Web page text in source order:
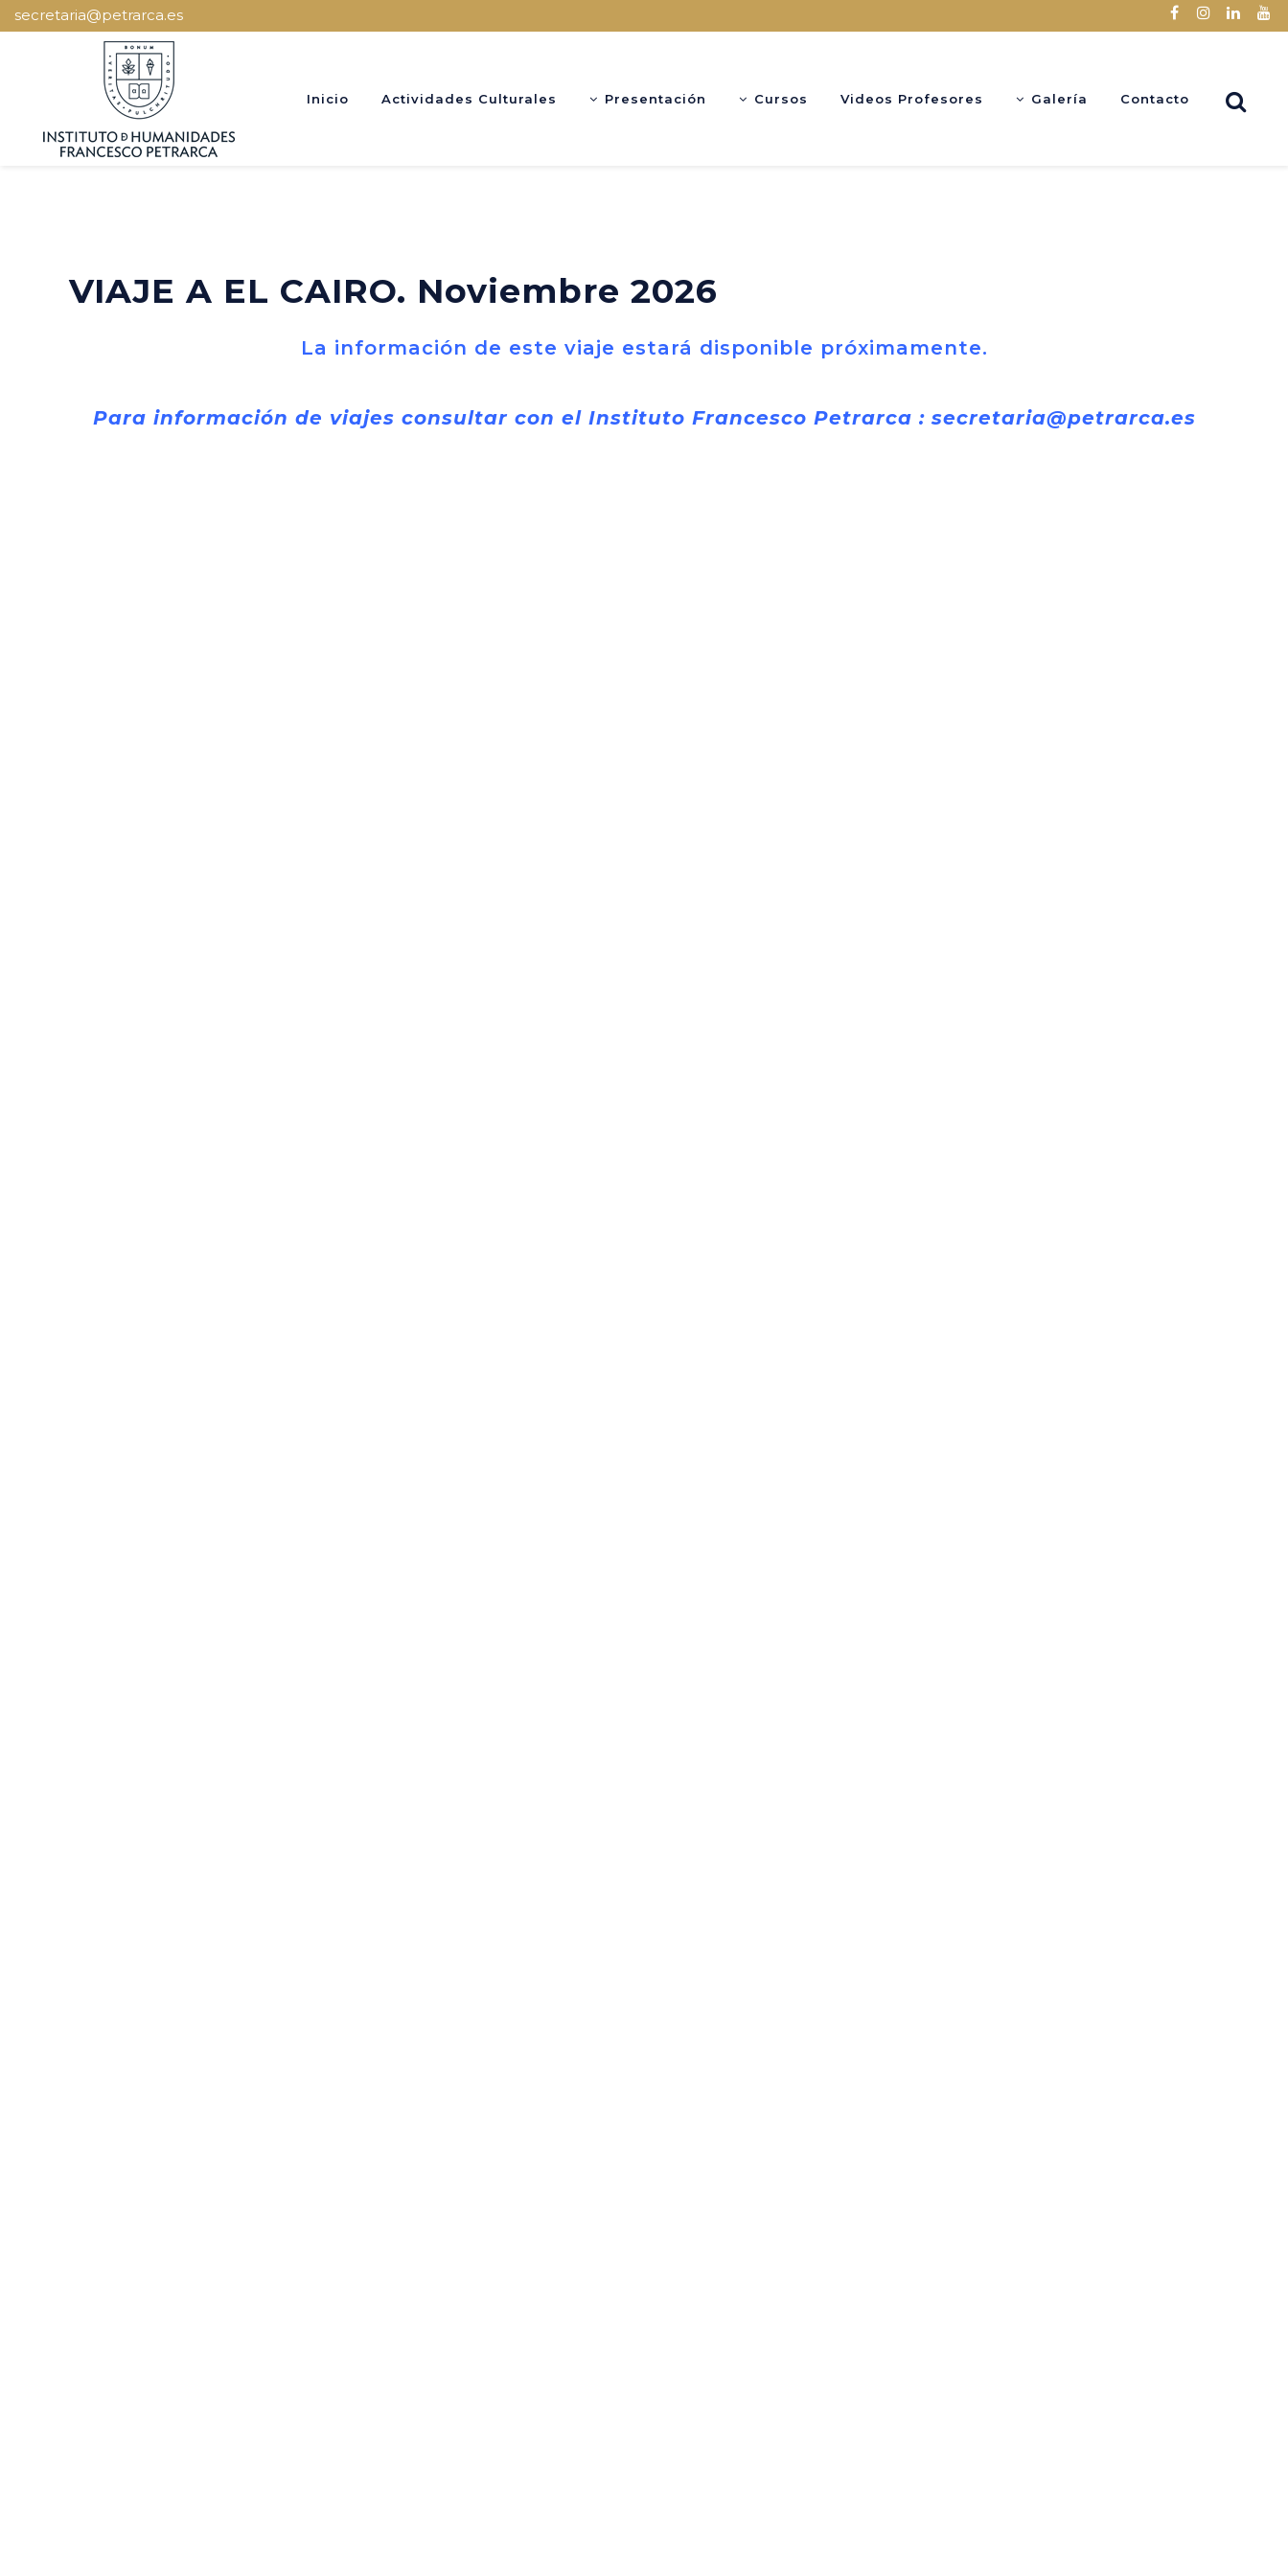
secretaria@petrarca.es
Inicio Actividades Culturales Presentación Cursos Videos Profesores Galería Contacto
VIAJE A EL CAIRO. Noviembre 2026
La información de este viaje estará disponible próximamente.
Para información de viajes consultar con el Instituto Francesco Petrarca : secretaria@petrarca.es